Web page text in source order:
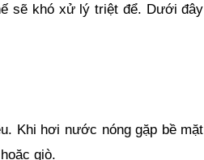
sẽ khó xử lý triệt để. Dưới đây
Khi hơi nước nóng gặp bề mặt
giò.